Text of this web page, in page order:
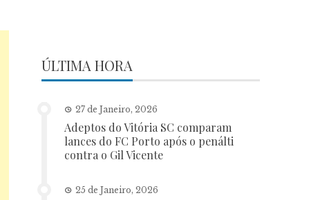
ÚLTIMA HORA
27 de Janeiro, 2026
Adeptos do Vitória SC comparam
lances do FC Porto após o penálti
contra o Gil Vicente
25 de Janeiro, 2026